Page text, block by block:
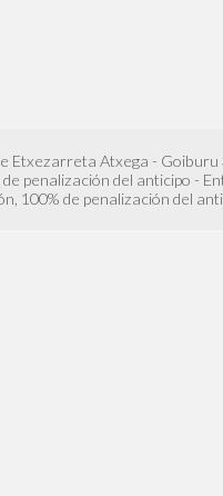
Etxezarreta Atxega -
penalización del anticipo -
100% de penalización del